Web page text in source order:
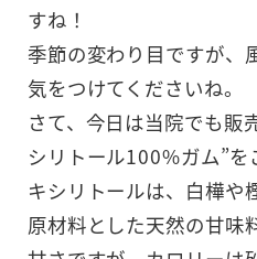
すね！
季節の変わり目ですが、
気をつけてくださいね。
さて、今日は当院でも販
シリトール100%ガム”を
キシリトールは、白樺や
原材料とした天然の甘味